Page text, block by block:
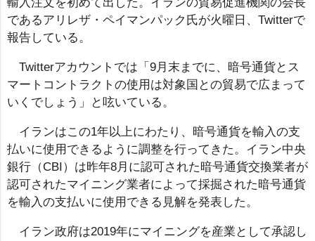
輸入注文を初めて出した。イランの貿易促進機関の会長
であるアリレザ・ペイマンパック氏が火曜日、Twitterで
報告している。
Twitterアカウントでは「9月末までに、暗号通貨とス
マートコントラクトの使用は対象国との貿易で広まって
いくでしょう」と呟いている。
イランはこの1年以上にわたり、暗号通貨を輸入の支
払いに使用できるように調整を行ってきた。イラン中央
銀行（CBI）は昨年8月に認可された暗号通貨交換業者が
認可されたマイニング業者によって採掘された暗号通貨
を輸入の支払いに使用できる見解を発表した。
イラン政府は2019年にマイニングを産業として承認し